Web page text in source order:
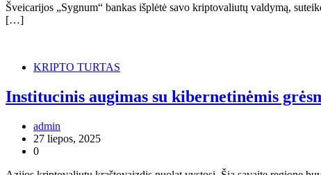
Šveicarijos „Sygnum“ bankas išplėtė savo kriptovaliutų valdymą,
[…]
KRIPTO TURTAS
Institucinis augimas su kibernetinėmis
admin
27 liepos, 2025
0